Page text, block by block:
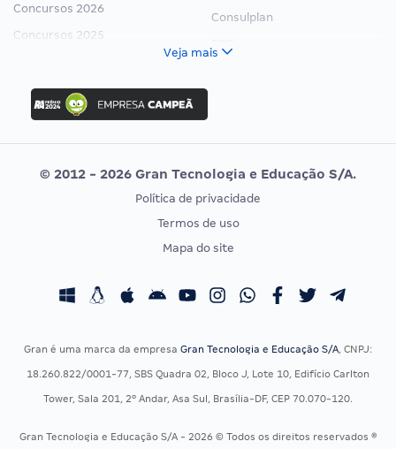
Concursos 2026
Concursos 2025
Concurso Nacional Unificado
Concurso Ibama
Concurso MPU
Editais publicados
Consulplan
Vunesp
CONCURSOS POR PROFISSÃO
Concursos Fiscais
Residência Multiprofissional
EXAME DE ORDEM
Calendário OAB
Veja mais
© 2012 - 2026 Gran Tecnologia e Educação S/A.
Política de privacidade
Termos de uso
Mapa do site
Gran é uma marca da empresa Gran Tecnologia e Educação S/A, CNPJ:
18.260.822/0001-77, SBS Quadra 02, Bloco J, Lote 10, Edifício Carlton
Tower, Sala 201, 2º Andar, Asa Sul, Brasília-DF, CEP 70.070-120.
Gran Tecnologia e Educação S/A - 2026 © Todos os direitos reservados ®